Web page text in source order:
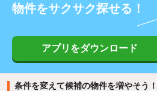
物件をサクサク探せる！
アプリをダウンロード
条件を変えて候補の物件を増やそう！